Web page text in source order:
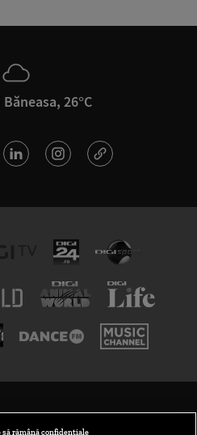
26°C
să rămână confidențiale